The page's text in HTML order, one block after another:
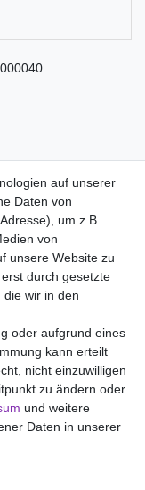
AGB
auf unserer
Daten von
um z.B.
von
unsere Website zu
durch gesetzte
die wir in den
oder aufgrund eines
kann erteilt
nicht einzuwilligen
zu ändern oder
und weitere
Daten in unserer